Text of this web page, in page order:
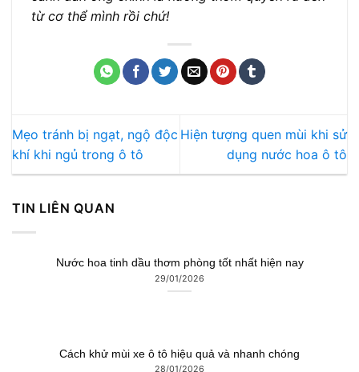
từ cơ thể mình rồi chứ!
Mẹo tránh bị ngạt, ngộ độc
khí khi ngủ trong ô tô
Hiện tượng quen mùi khi sử
dụng nước hoa ô tô
TIN LIÊN QUAN
Nước hoa tinh dầu thơm phòng tốt nhất hiện nay
29/01/2026
Cách khử mùi xe ô tô hiệu quả và nhanh chóng
28/01/2026